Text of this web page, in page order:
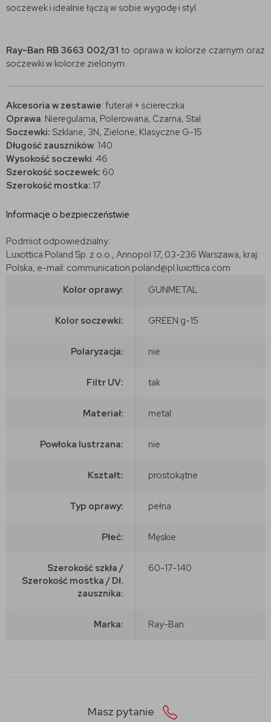
soczewek i idealnie łączą w sobie wygodę i styl.
Ray-Ban RB 3663 002/31 to oprawa w kolorze czarnym oraz
soczewki w kolorze zielonym.
Akcesoria w zestawie: futerał + ściereczka
Oprawa: Nieregularna, Polerowana, Czarna, Stal
Soczewki: Szklane, 3N, Zielone, Klasyczne G-15
Długość zauszników: 140
Wysokość soczewki: 46
Szerokość soczewek: 60
Szerokość mostka: 17
Informacje o bezpieczeństwie
Podmiot odpowiedzialny:
Luxottica Poland Sp. z o.o., Annopol 17, 03-236 Warszawa, kraj:
Polska, e-mail: communication.poland@pl.luxottica.com
Kolor oprawy:
GUNMETAL
Kolor soczewki: GREEN g-15
Polaryzacja: nie
Filtr UV: tak
Materiał: metal
Powłoka lustrzana: nie
Kształt: prostokątne
Typ oprawy: pełna
Płeć: Męskie
Szerokość szkła /
Szerokość mostka / Dł.
zausznika:
60-17-140
Marka: Ray-Ban
Masz pytanie